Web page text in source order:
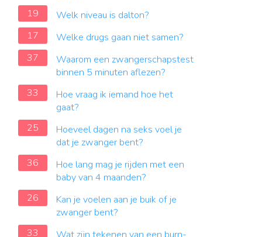
19
Welk niveau is dalton?
17
Welke drugs gaan niet samen?
37
Waarom een zwangerschapstest
binnen 5 minuten aflezen?
33
Hoe vraag ik iemand hoe het
gaat?
25
Hoeveel dagen na seks voel je
dat je zwanger bent?
36
Hoe lang mag je rijden met een
baby van 4 maanden?
26
Kan je voelen aan je buik of je
zwanger bent?
33